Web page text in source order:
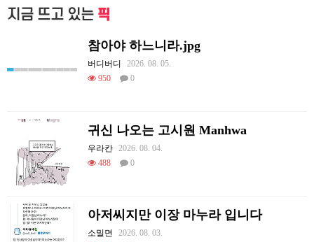
지금 뜨고 있는 픽
참아야 하느니라.jpg
버디버디
2026. 08. 05.
950
0
귀신 나오는 고시원 Manhwa
우라칸 2026. 08. 04.
488
0
아저씨지만 이장 마누라 입니다
소밀면
2026. 08. 03.